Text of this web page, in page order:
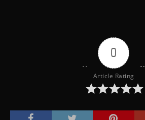
0
Article Rating